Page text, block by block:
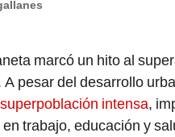
marcó un hito al
A pesar del desarrollo
intensa,
trabajo, educación y